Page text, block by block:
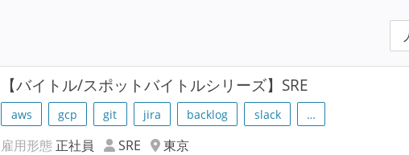
【バイトル/スポットバイトルシリーズ】SRE
aws gcp git jira backlog slack …
雇用形態 正社員 SRE
東京